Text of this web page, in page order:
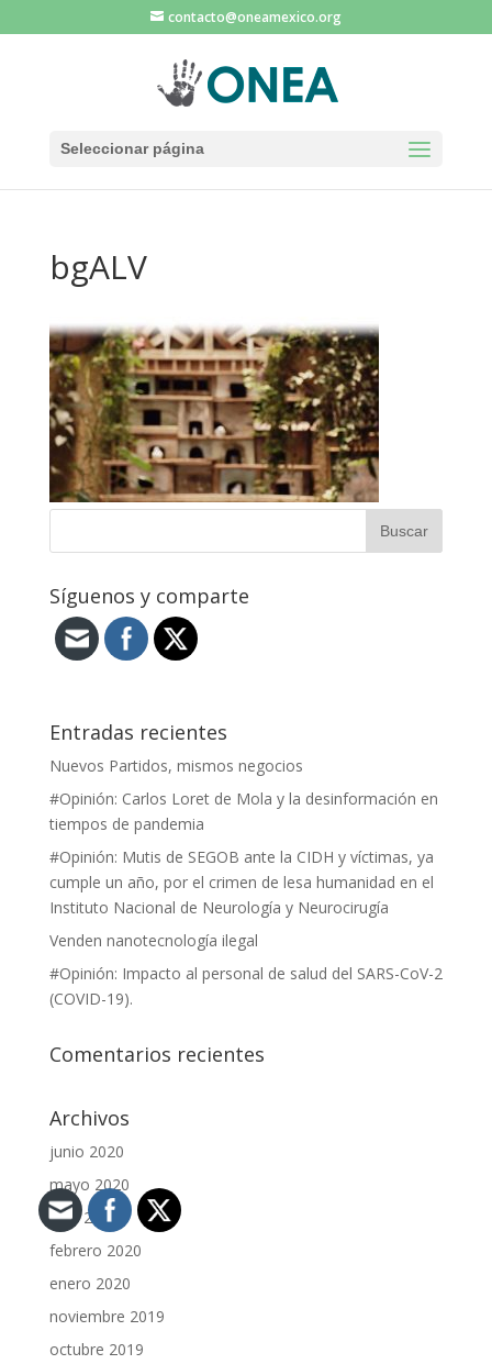
contacto@oneamexico.org
Seleccionar página
bgALV
Síguenos y comparte
Entradas recientes
Nuevos Partidos, mismos negocios
#Opinión: Carlos Loret de Mola y la desinformación en
tiempos de pandemia
#Opinión: Mutis de SEGOB ante la CIDH y víctimas, ya
cumple un año, por el crimen de lesa humanidad en el
Instituto Nacional de Neurología y Neurocirugía
Venden nanotecnología ilegal
#Opinión: Impacto al personal de salud del SARS-CoV-2
(COVID-19).
Comentarios recientes
Archivos
junio 2020
mayo 2020
abril 2020
febrero 2020
enero 2020
noviembre 2019
octubre 2019